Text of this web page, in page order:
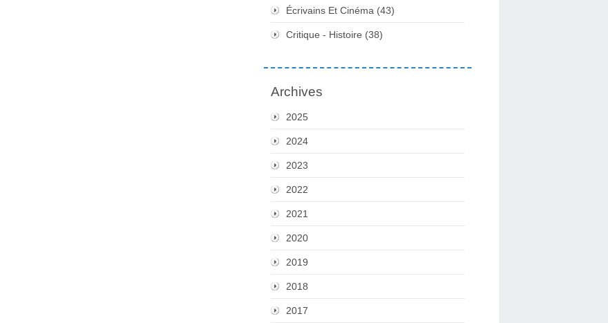
Écrivains Et Cinéma (43)
Critique - Histoire (38)
Archives
2025
2024
2023
2022
2021
2020
2019
2018
2017